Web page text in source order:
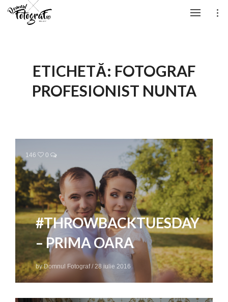
ETICHETĂ: FOTOGRAF
PROFESIONIST NUNTA
146 0
#THROWBACKTUESDAY
– PRIMA OARA
byDomnul Fotograf/28 iulie 2016